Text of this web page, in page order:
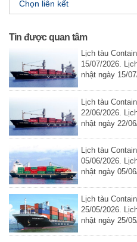
Tin được quan tâm
Lịch tàu
15/07/2026.
nhật ngày 15/
Lịch tàu
22/06/2026.
nhật ngày 22/
Lịch tàu
05/06/2026.
nhật ngày 05/
Lịch tàu
25/05/2026.
nhật ngày 25/